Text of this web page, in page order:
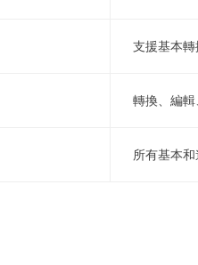
支援基本
轉換、編
所有基本